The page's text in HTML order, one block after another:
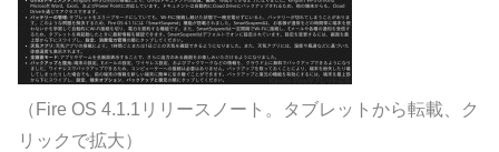
（Fire OS 4.1.1リリースノート。タブレットから転載、ク
リックで拡大）